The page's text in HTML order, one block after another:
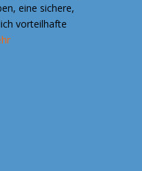
eine sichere,
vorteilhafte